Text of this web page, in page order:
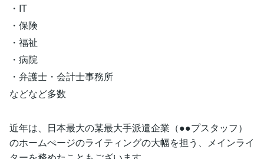
・IT
・保険
・福祉
・病院
・弁護士・会計士事務所
などなど多数
近年は、日本最大の某最大手派遣企業（●●プスタッフ）
のホームぺージのライティングの大幅を担う、メインライ